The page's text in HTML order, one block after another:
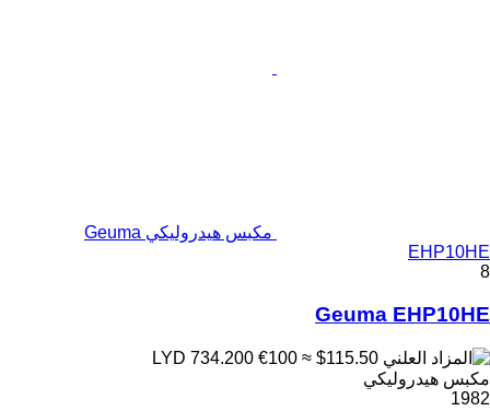
مكبس هيدروليكي Geuma
EHP10HE
8
Geuma EHP10HE
€100 ≈ $115.50
مكبس هيدروليكي
1982